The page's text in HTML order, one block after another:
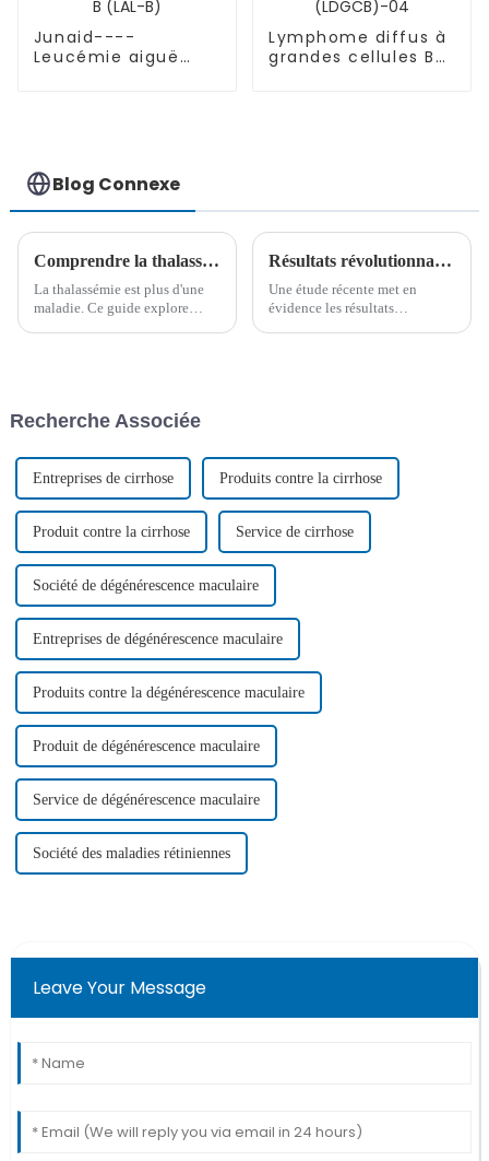
Junaid----
Leucémie aiguë
Lymphome diffus à
grandes cellules B
Blog Connexe
Comprendre la thalassémie : un guide complet sur les formes alpha et bêta
La thalassémie est plus d'une
maladie. Ce guide explore
BIOOCUS.
Résultats révolutionnaires de la thérapie CAR-T ciblant CD7 pour la LAL-T et la LBL-T
Une étude récente met en
évidence les résultats
réfractaire...
Recherche Associée
Entreprises de cirrhose Produits contre la cirrhose
Produit contre la cirrhose Service de cirrhose
Société de dégénérescence maculaire
Entreprises de dégénérescence maculaire
Produits contre la dégénérescence maculaire
Produit de dégénérescence maculaire
Service de dégénérescence maculaire
Société des maladies rétiniennes
Leave Your Message